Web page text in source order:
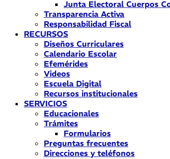
Junta Electoral Cuerpos
Transparencia Activa
Responsabilidad Fiscal
RECURSOS
Diseños Curriculares
Calendario Escolar
Efemérides
Videos
Escuela Digital
Recursos institucionales
SERVICIOS
Educacionales
Trámites
Formularios
Preguntas frecuentes
Direcciones y teléfonos